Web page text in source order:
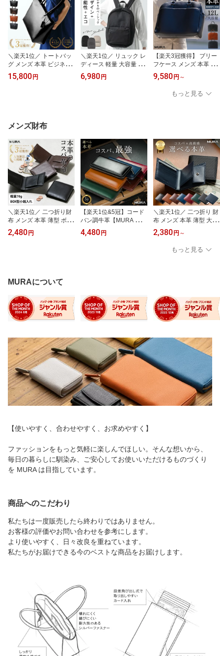
＼楽天1位／ トートバッ
グ メンズ 本革 ビジネス
バッグ ビジネストート
大きめ A4 大容量 14イン
シンプル 30代 40代 50代
60代 誕生日 ギフト プレ
ゼント MURA
15,800 円
＼楽天1位／ リュック レ
ディース 軽量 大容量 撥
水 A4 PC収納 バックパ
ック マザーズバッグ マ
誕生日 ギフト プレゼン
ト MURA
6,980 円
【楽天3冠獲得】 ブリー
フケース メンズ 本革 ト
ートバッグ ビジネスバッ
グ レザー 大容量 a4 革
ビジネス 仕事 バッグ 通
勤 A4 B4 PC収納 メンズ
9,580 円 ～
もっと見る
メンズ財布
＼楽天1位／ 二つ折り財
布 メンズ 本革 薄型 ボッ
クス型 小銭入れ コンパ
クト 小さい 大容量 軽量
代 30代 40代 50代 一粒
万倍日 誕生日 ギフト プ
レゼント MURA
2,480 円
【楽天1位&5冠】コード
バン調牛革【MURA 公
式】 長財布 財布 メンズ
カーボン レザー 革 本革
MURA
4,480 円
＼楽天1位／ 二つ折り 財
布 メンズ 本革 薄型 大容
量 ボックス型 BOX型 小
銭入れ コンパクト ミニ
財布 小さい 折りたたみ
カード収納 軽量 シンプ
レゼント MURA
2,380 円 ～
もっと見る
MURAについて
【使いやすく、合わせやすく、お求めやすく】
ファッションをもっと気軽に楽しんでほしい。そんな想いから、
毎日の暮らしに馴染み、ご安心してお使いいただけるものづくり
を MURA は目指しています。
商品へのこだわり
私たちは一度販売したら終わりではありません。
お客様の評価やお問い合わせを参考にします。
より使いやすく、日々改良を重ねています。
私たちがお届けできる今のベストな商品をお届けします。